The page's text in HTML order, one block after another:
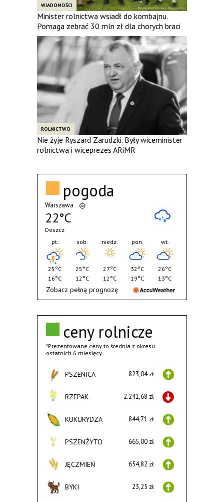
WIADOMOŚCI
Minister rolnictwa wsiadł do kombajnu.
Pomaga zebrać 30 mln zł dla chorych braci
ROLNICTWO
Nie żyje Ryszard Zarudzki. Były wiceminister
rolnictwa i wiceprezes ARiMR
ceny rolnicze
*Prezentowane ceny to średnia z okresu
ostatnich 6 miesięcy.
PSZENICA 823,04 zł
RZEPAK 2.241,68 zł
KUKURYDZA 844,71 zł
PSZENŻYTO 665,00 zł
JĘCZMIEŃ 654,82 zł
BYKI 23,25 zł
pogoda
Warszawa
22°C
Deszcz
pt.
25°C
16°C
sob.
25°C
12°C
niedz.
27°C
12°C
pon.
32°C
19°C
wt.
26°C
13°C
Zobacz pełną prognozę